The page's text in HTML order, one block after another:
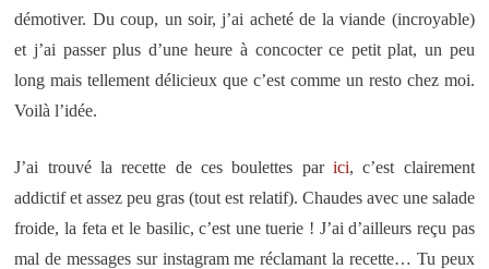
démotiver. Du coup, un soir, j’ai acheté de la viande (incroyable)
et j’ai passer plus d’une heure à concocter ce petit plat, un peu
long mais tellement délicieux que c’est comme un resto chez moi.
Voilà l’idée.
J’ai trouvé la recette de ces boulettes par ici, c’est clairement
addictif et assez peu gras (tout est relatif). Chaudes avec une salade
froide, la feta et le basilic, c’est une tuerie ! J’ai d’ailleurs reçu pas
mal de messages sur instagram me réclamant la recette… Tu peux